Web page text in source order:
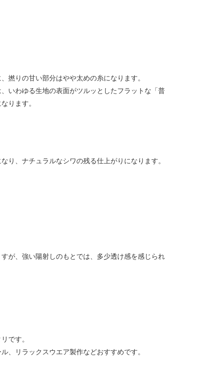
撚りの甘い部分はやや太めの糸になります。
いわゆる生地の表面がツルッとしたフラットな「普
ります。
り、ナチュラルなシワの残る仕上がりになります。
が、強い陽射しのもとでは、多少透け感を感じられ
です。
、リラックスウエア製作などおすすめです。